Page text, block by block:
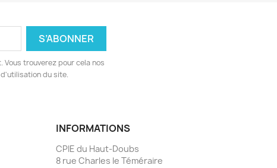
Vous trouverez pour cela nos
du site.
INFORMATIONS
CPIE du Haut-Doubs
8 rue Charles le Téméraire